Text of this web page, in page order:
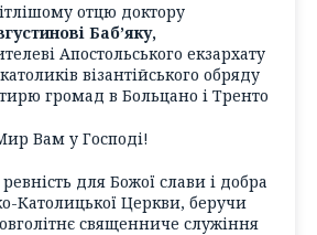
отцю доктору
Баб’яку,
Апостольського екзархату
візантійського обряду
громад в Больцано і Тренто
Вам у Господі!
для Божої слави і добра
Католицької Церкви, беручи
священниче служіння